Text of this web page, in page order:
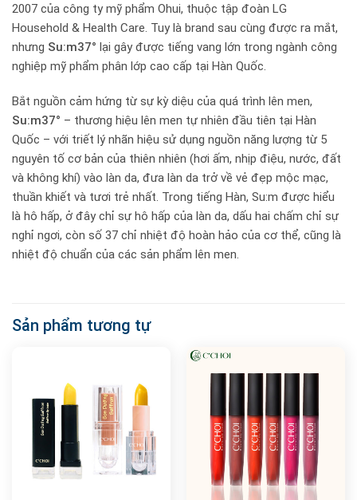
2007 của công ty mỹ phẩm Ohui, thuộc tập đoàn LG
Household & Health Care. Tuy là brand sau cùng được ra mắt,
nhưng Su:m37° lại gây được tiếng vang lớn trong ngành công
nghiệp mỹ phẩm phân lớp cao cấp tại Hàn Quốc.
Bắt nguồn cảm hứng từ sự kỳ diệu của quá trình lên men,
Su:m37° – thương hiệu lên men tự nhiên đầu tiên tại Hàn
Quốc – với triết lý nhãn hiệu sử dụng nguồn năng lượng từ 5
nguyên tố cơ bản của thiên nhiên (hơi ấm, nhịp điệu, nước, đất
và không khí) vào làn da, đưa làn da trở về vẻ đẹp mộc mạc,
thuần khiết và tươi trẻ nhất. Trong tiếng Hàn, Su:m được hiểu
là hô hấp, ở đây chỉ sự hô hấp của làn da, dấu hai chấm chỉ sự
nghỉ ngơi, còn số 37 chỉ nhiệt độ hoàn hảo của cơ thể, cũng là
nhiệt độ chuẩn của các sản phẩm lên men.
Sản phẩm tương tự